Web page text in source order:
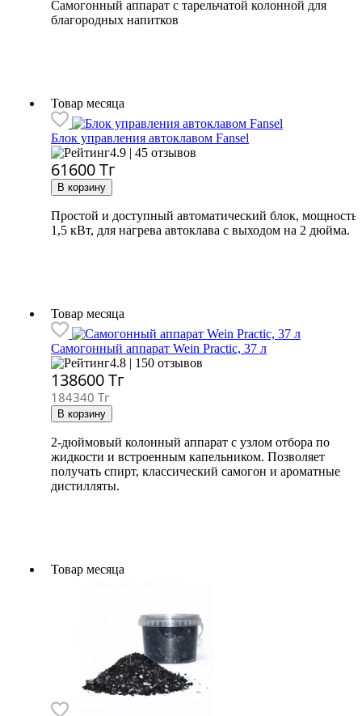
Самогонный аппарат с тарельчатой колонной для
благородных напитков
Товар месяца
Блок управления автоклавом Fansel
4.9 | 45 отзывов
61600Тг
Простой и доступный автоматический блок,
1,5 кВт, для нагрева автоклава с выходом на 2 дюйма.
Товар месяца
Самогонный аппарат Wein Practic, 37 л
4.8 | 150 отзывов
138600Тг
184340 Тг
2-дюймовый колонный аппарат с узлом отбора по
жидкости и встроенным капельником. Позволяет
получать спирт, классический самогон и ароматные
дистилляты.
Товар месяца